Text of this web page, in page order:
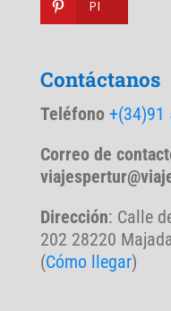
PI
Contáctanos
Teléfono +(34)91
Correo de
Dirección: Calle
202 28220
(Cómo llegar)